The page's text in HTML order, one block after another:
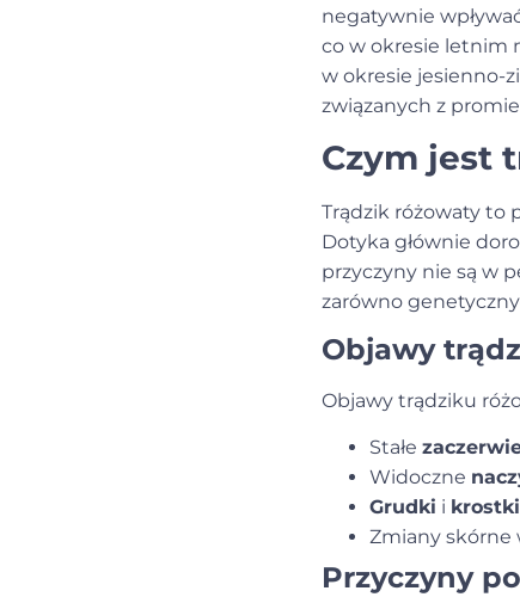
negatywnie
co w okresie letnim
w okresie jesienno-
związanych z
Czym jest
Trądzik różowatyto
Dotyka głównie
przyczyny nie są w
zarówno
Objawy
Objawy trądziku
Stałe
Widoczne
Grudki i krostki
Zmiany skórne
Przyczyny